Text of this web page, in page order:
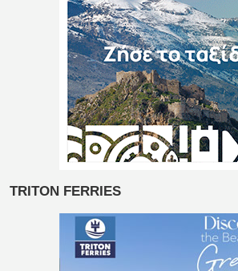
TRITON FERRIES